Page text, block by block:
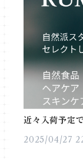
近々入荷予定
2025/04/27